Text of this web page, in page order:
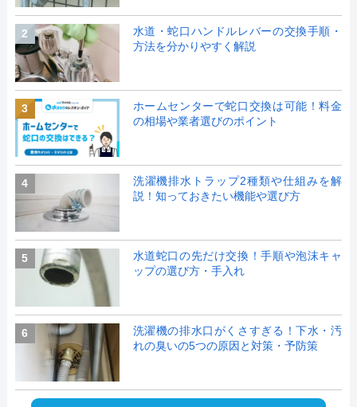
2
水道・蛇口ハンドルレバーの交換手順・
方法を分かりやすく解説
3
ホームセンターで蛇口交換は可能！料金
の相場や業者選びのポイント
4
洗濯機排水トラップ2種類や仕組みを解
説！知っておきたい機能や選び方
5
水道蛇口の先だけ交換！手順や泡沫キャ
ップの選び方・手入れ
6
洗濯機の排水口がくさすぎる！下水・汚
れの臭いの5つの原因と対策・予防策